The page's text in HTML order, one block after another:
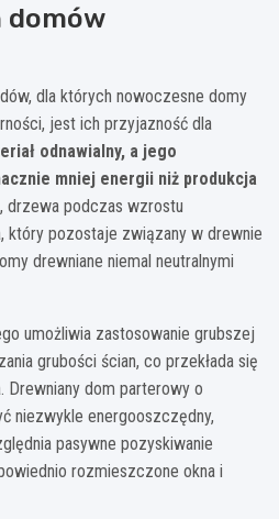
domów
dla których nowoczesne domy
jest ich przyjazność dla
odnawialny, a jego
mniej energii niż produkcja
drzewa podczas wzrostu
który pozostaje związany w drewnie
drewniane niemal neutralnymi
umożliwia zastosowanie grubszej
grubości ścian, co przekłada się
Drewniany dom parterowy o
niezwykle energooszczędny,
pasywne pozyskiwanie
rozmieszczone okna i